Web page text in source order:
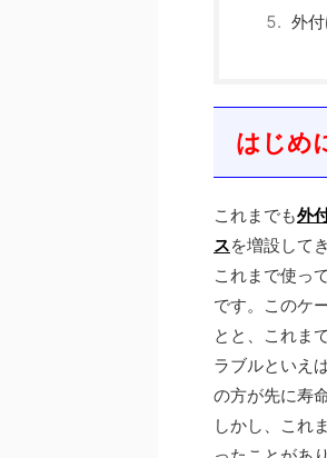
外付
はじめ
これまでも外
スを増設して
これまで使っ
です。このケ
とと、これま
ラブルといえ
の方が先に寿
しかし、これ